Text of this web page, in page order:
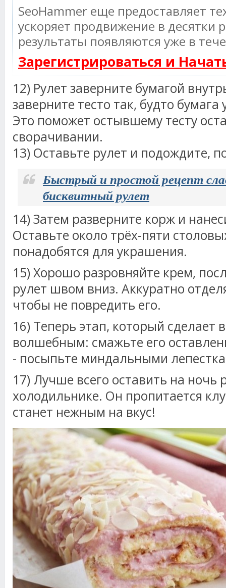
SeoHammer еще предоставляет
ускоряет продвижение в десятки
результаты появляются уже в
Зарегистрироваться и
12) Рулет заверните бумагой
заверните тесто так, будто
Это поможет остывшему тесту
сворачивании.
13) Оставьте рулет и подождите,
Быстрый и простой рецепт
бисквитный рулет
14) Затем разверните корж и
Оставьте около трёх-пяти
понадобятся для украшения.
15) Хорошо разровняйте крем,
рулет швом вниз. Аккуратно
чтобы не повредить его.
16) Теперь этап, который сделает
волшебным: смажьте его
- посыпьте миндальными
17) Лучше всего оставить на ночь
холодильнике. Он пропитается
станет нежным на вкус!